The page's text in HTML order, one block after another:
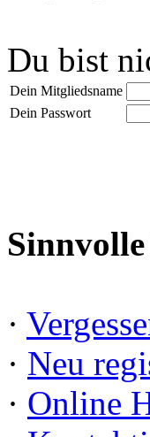
Du bist
Dein Mitgliedsname
Dein Passwort
·
· Neu
· Online